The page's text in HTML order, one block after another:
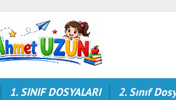
1. SINIF DOSYALARI 2. Sınıf